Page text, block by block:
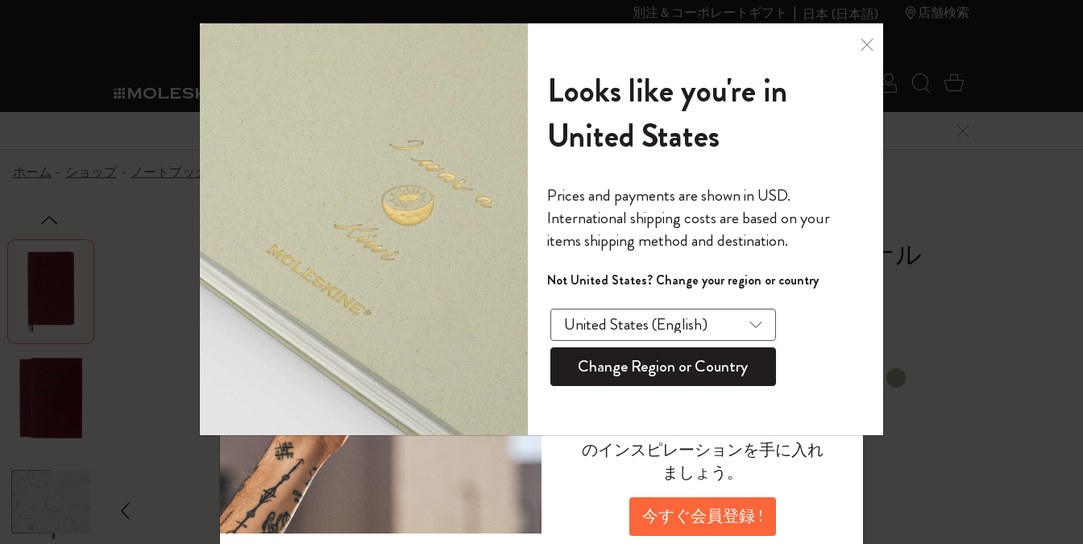
別注＆コーポレートギフト 日本 (日本語) 店舗検索
ショ
ノートブック
ノートブック
The Original Notebook
ミニノートブックチャーム
カイエ ＆ ジャーナル
セット
パッションジャーナル
スチューデントカイエジャーナル
サブカテゴリ
ダイアリー
パーソナル・ダイアリー
12カ月ダイアリー
15ヶ月プランナー
ウィークリープランナー
デイリープランナー
マンスリープランナー
モレスキンスマート
サブカテゴリ
すべて見る
スマートライティング・システム
モレスキンスマートスマートとは
アプリ・サービス
ライティングツール
サブカテゴリ
モレスキンスマート
Blackwing x モレスキン
Kaweco x モレスキン
ペン & ペンシル
限定版ノートブック
Reframe サングラス
ムーミン コレクション
キム・ジョンギコレクション
「Alice's Adventures in Wonderland」コレ
『ロード・オブ・ザ・リング』コレク
カラーパターン ノートブック
サクラコレクション
馬年コレクション
キム・ジョンギコレクション
Impressions of Impressionism コレクショ
ン
カサ・バトリョ 限定版コレクション
ゴッホ美術館
すべて見る
バックパック
限定版バックパック
Shopper paper – made Collection
アートを愛する方への贈り物
プロフェッショナルへの贈り物
ミニマリストへの贈り物
マキシマリストへの贈り物
健康を愛する方への贈り物です
趣味を愛する方へのギフト
サブカテゴリ
カントリー・テーマ・ピンズ・コレク
ション
サブカテゴリ
プライドをいつも胸に
Mardi Mercredi × モレスキン
スマートライティング・シス
サブカテゴリ
スマートライティング・システム
スマートノートブック
スマートダイアリー
モレスキンスマートスマート
アプリ・サービス
サブカテゴリ
Notes
モレスキン Journal
モレスキン Planner
パーソナライズサ
ービス
サブカテゴリ
カスタムダイアリー
カスタムノートブック
和紙テープ
ミニノートブックチャーム
別注＆コーポレートギフト
リー
の世界
サブカテゴリ
モレスキンメンバーシップ
我々の歴史
モレスキンのマニフェスト
ペンと紙の力
持続可能な創造性
ール
ログイン
今すぐメンバー登録
ウェルカムオファー: 次回のご購入時に10% オフと送料無料
通常特典: パーソナライズの2冊ご購入で1冊無料
バースデー特典: 1回限りの割引（1ヶ月有効）
先行プレビュー: 新作コレクションへの先行アクセス
伝説的なお得情報: 会員限定の特別サプライズ
セールへの早期アクセス: お得な情報をいち早くチェック
モレスキン限定イベント: 優先アクセス
返品期間の延長: 1ヶ月間
モレスキンの世界へようこそ
*メールアドレス
パスワードを表示
*パスワード
このデバイスで情報を保存する
ログイン
検索 (キーワード
カート 0 アイ
6,500円以上のご購入で送料無料 メニューを閉じる
ホーム ショップ ノートブック パッションジャーナル パッション ジャーナル
パッション ジャーナル
ワイン
¥ 5,940
*選択したカラー
Large 13x21 cm
数量
モレスキンの世界へようこそ
今すぐ会員登録して、コード
「WELCOME10」を入力すると、初
回注文が10%オフ＋送料無料になり
ます。セール・アウトレット品は
適用外。
のインスピレーションを手に入れ
ましょう。
今すぐ会員登録 !
Looks like you're in
United States
Prices and payments are shown in USD.
International shipping costs are based on your
items shipping method and destination.
Not United States? Change your region or country
Change Region or Country